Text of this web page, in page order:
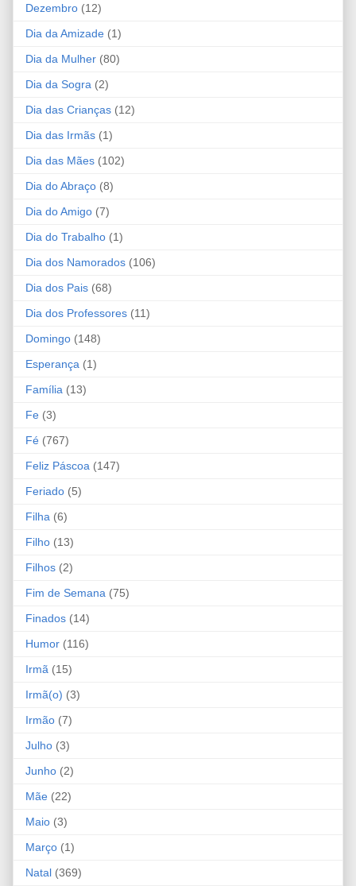
Dezembro (12)
Dia da Amizade (1)
Dia da Mulher (80)
Dia da Sogra (2)
Dia das Crianças (12)
Dia das Irmãs (1)
Dia das Mães (102)
Dia do Abraço (8)
Dia do Amigo (7)
Dia do Trabalho (1)
Dia dos Namorados (106)
Dia dos Pais (68)
Dia dos Professores (11)
Domingo (148)
Esperança (1)
Família (13)
Fe (3)
Fé (767)
Feliz Páscoa (147)
Feriado (5)
Filha (6)
Filho (13)
Filhos (2)
Fim de Semana (75)
Finados (14)
Humor (116)
Irmã (15)
Irmã(o) (3)
Irmão (7)
Julho (3)
Junho (2)
Mãe (22)
Maio (3)
Março (1)
Natal (369)